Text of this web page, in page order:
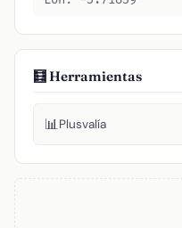
🧮 Herramientas
📊Plusvalía